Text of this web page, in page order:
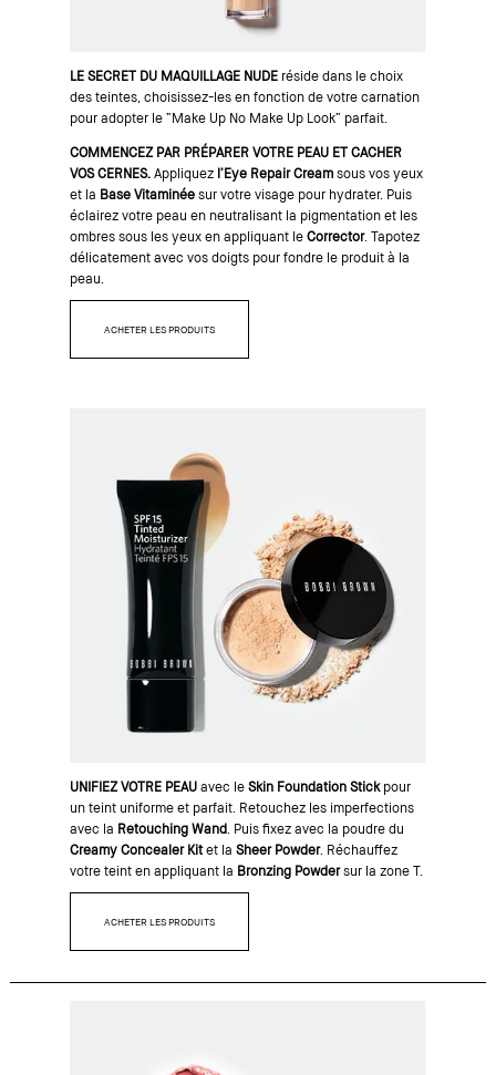
LE SECRET DU MAQUILLAGE NUDEréside dans le choix
des teintes, choisissez-les en fonction de votre carnation
pour adopter le “Make Up No Make Up Look” parfait.
COMMENCEZ PAR PRÉPARER VOTRE PEAU ET CACHER
VOS CERNES.Appliquez l’Eye Repair Creamsous vos yeux
et la Base Vitaminéesur votre visage pour hydrater. Puis
éclairez votre peau en neutralisant la pigmentation et les
ombres sous les yeux en appliquant le Corrector. Tapotez
délicatement avec vos doigts pour fondre le produit à la
peau.
ACHETER LES PRODUITS
UNIFIEZ VOTRE PEAUavec le Skin Foundation Stickpour
un teint uniforme et parfait. Retouchez les imperfections
avec la Retouching Wand. Puis fixez avec la poudre du
Creamy Concealer Kitet la Sheer Powder. Réchauffez
votre teint en appliquant la Bronzing Powdersur la zone T.
ACHETER LES PRODUITS